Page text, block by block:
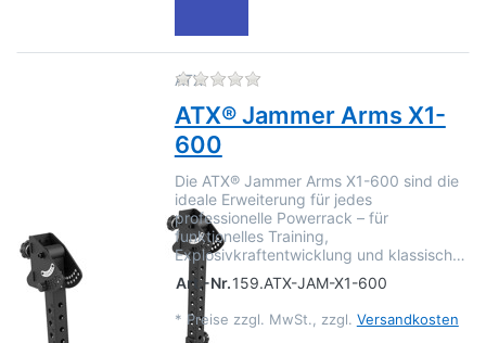
ATX Zu diesem Produkt liegen
ATX® Jammer Arms X1-
600
Die ATX® Jammer Arms X1-600 sind die
ideale Erweiterung für jedes
professionelle Powerrack – für
funktionelles Training,
Explosivkraftentwicklung und klassisch…
Art.-Nr.159.ATX-JAM-X1-600
* Preise zzgl. MwSt., zzgl. Versandkosten